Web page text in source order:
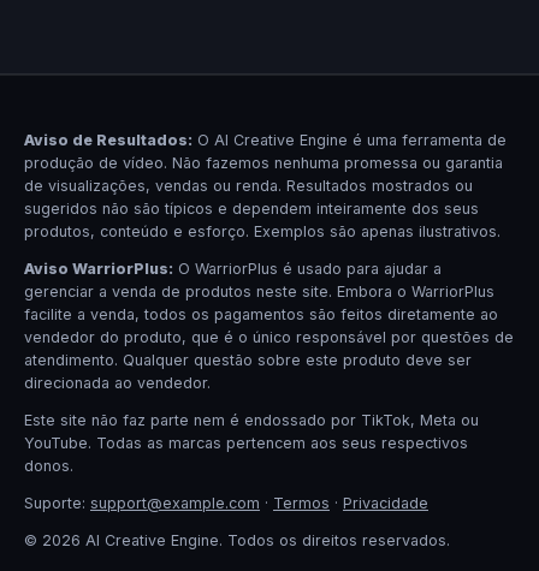
Aviso de Resultados: O AI Creative Engine é uma ferramenta de
produção de vídeo. Não fazemos nenhuma promessa ou garantia
de visualizações, vendas ou renda. Resultados mostrados ou
sugeridos não são típicos e dependem inteiramente dos seus
produtos, conteúdo e esforço. Exemplos são apenas ilustrativos.
Aviso WarriorPlus: O WarriorPlus é usado para ajudar a
gerenciar a venda de produtos neste site. Embora o WarriorPlus
facilite a venda, todos os pagamentos são feitos diretamente ao
vendedor do produto, que é o único responsável por questões de
atendimento. Qualquer questão sobre este produto deve ser
direcionada ao vendedor.
Este site não faz parte nem é endossado por TikTok, Meta ou
YouTube. Todas as marcas pertencem aos seus respectivos
donos.
Suporte: support@example.com · Termos · Privacidade
© 2026 AI Creative Engine. Todos os direitos reservados.